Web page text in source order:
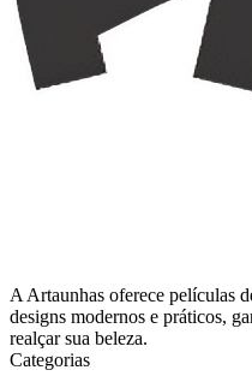
A Artaunhas oferece películas
designs modernos e práticos,
realçar sua beleza.
Categorias